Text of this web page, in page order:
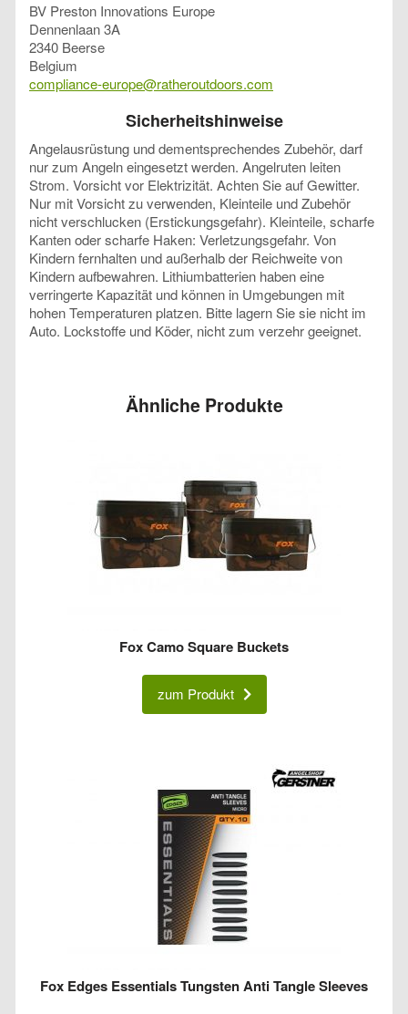
BV Preston Innovations Europe
Dennenlaan 3A
2340 Beerse
Belgium
compliance-europe@ratheroutdoors.com
Sicherheitshinweise
Angelausrüstung und dementsprechendes Zubehör, darf
nur zum Angeln eingesetzt werden. Angelruten leiten
Strom. Vorsicht vor Elektrizität. Achten Sie auf Gewitter.
Nur mit Vorsicht zu verwenden, Kleinteile und Zubehör
nicht verschlucken (Erstickungsgefahr). Kleinteile, scharfe
Kanten oder scharfe Haken: Verletzungsgefahr. Von
Kindern fernhalten und außerhalb der Reichweite von
Kindern aufbewahren. Lithiumbatterien haben eine
verringerte Kapazität und können in Umgebungen mit
hohen Temperaturen platzen. Bitte lagern Sie sie nicht im
Auto. Lockstoffe und Köder, nicht zum verzehr geeignet.
Ähnliche Produkte
Fox Camo Square Buckets
zum Produkt
Fox Edges Essentials Tungsten Anti Tangle Sleeves